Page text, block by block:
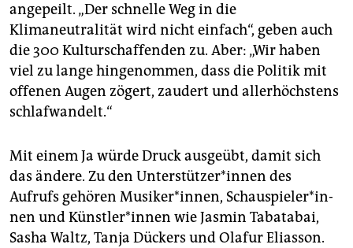
angepeilt. „Der schnelle Weg in die
Klimaneutralität wird nicht einfach“, geben auch
die 300 Kulturschaffenden zu. Aber: „Wir haben
viel zu lange hingenommen, dass die Politik mit
offenen Augen zögert, zaudert und allerhöchstens
schlafwandelt.“
Mit einem Ja würde Druck ausgeübt, damit sich
das ändere. Zu den Un­ter­stüt­ze­r*in­nen des
Aufrufs gehören Musiker*innen, Schau­spie­le­r*in­
nen und Künst­le­r*in­nen wie Jasmin Tabatabai,
Sasha Waltz, Tanja Dückers und Olafur Eliasson.